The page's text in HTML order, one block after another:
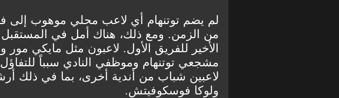
لم يضم توتنهام أي لاعب محلي موهوب إلى
من الزمن. ومع ذلك، هناك أمل في المستقبل
الأخير للفريق الأول. لاعبون مثل مايكي مور
مشجعي توتنهام وموظفي النادي سبباً
لاعبين شباب من أندية أخرى، بما في ذلك
ولوكا فوسكوفيتش.